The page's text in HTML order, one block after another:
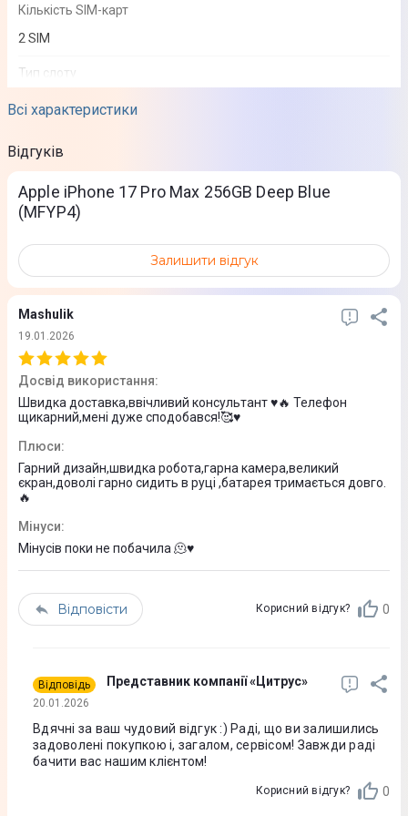
Всі характеристики
Кількість SIM-карт
2 SIM
Тип слоту
SIM + e-SIM
Так
Стандарти зв'язку
3G
4G (LTE)
5G
Екран
Тип екрану
Super Retina XDR
Діагональ екрану
6,9"
2868 x 1320
120 Гц
Захист скла
Ceramic Shield 2
Співвідношення сторін
Відгуків
Apple iPhone 17 Pro Max 256GB Deep Blue
(MFYP4)
Залишити відгук
Mashulik
19.01.2026
Досвід використання:
Швидка доставка,ввічливий консультант ♥️🔥 Телефон
щикарний,мені дуже сподобався!🥰♥️
Плюси:
Гарний дизайн,швидка робота,гарна камера,великий
єкран,доволі гарно сидить в руці ,батарея тримається довго.
🔥
Мінуси:
Мінусів поки не побачила 🫠♥️
Відповісти Корисний відгук? 0
Відповідь Представник компанії «Цитрус»
20.01.2026
Вдячні за ваш чудовий відгук :) Раді, що ви залишились
задоволені покупкою і, загалом, сервісом! Завжди раді
бачити вас нашим клієнтом!
Корисний відгук? 0